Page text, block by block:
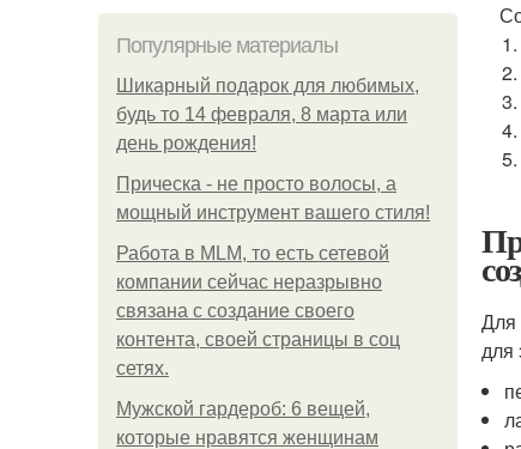
Популярные материалы
Шикарный подарок для любимых,
будь то 14 февраля, 8 марта или
день рождения!
Прическа - не просто волосы, а
мощный инструмент вашего стиля!
Работа в MLM, то есть сетевой
компании сейчас неразрывно
связана с создание своего
контента, своей страницы в соц
сетях.
Мужской гардероб: 6 вещей,
которые нравятся женщинам
Для
для